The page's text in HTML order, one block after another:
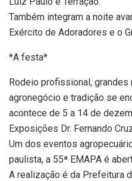
Também integram a noite
Exército de Adoradores e o
*A festa*
Rodeio profissional,
agronegócio e tradição se
acontece de 5 a 14 de
Exposições Dr. Fernando
Um dos eventos
paulista, a 55ª EMAPA é
A realização é da Prefeitura